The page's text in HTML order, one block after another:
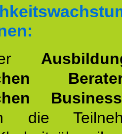
die